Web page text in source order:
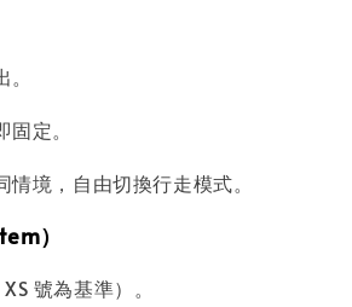
定。
境，自由切換行走模式。
）
號為基準）。